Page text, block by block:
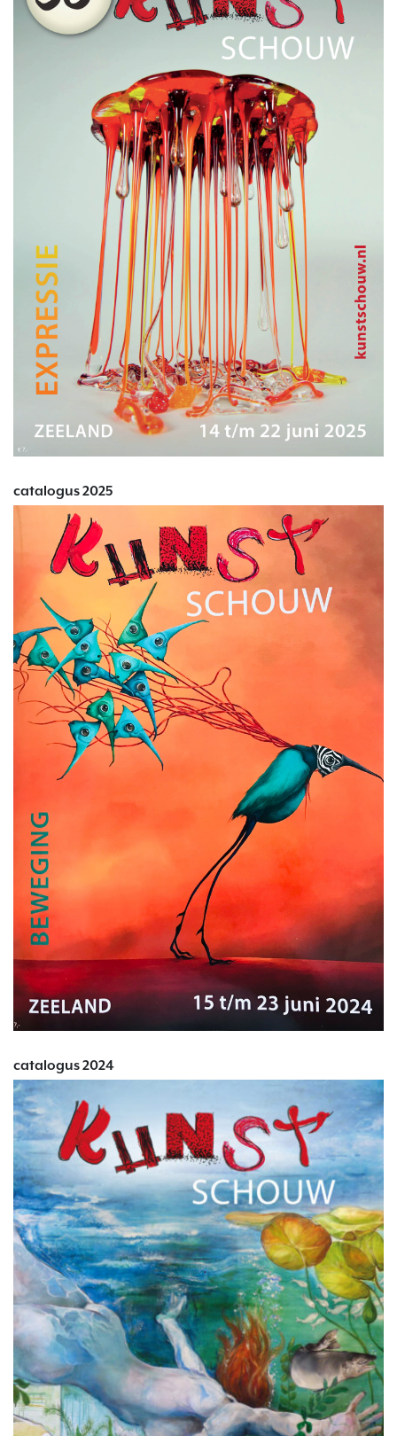
catalogus 2025
catalogus 2024